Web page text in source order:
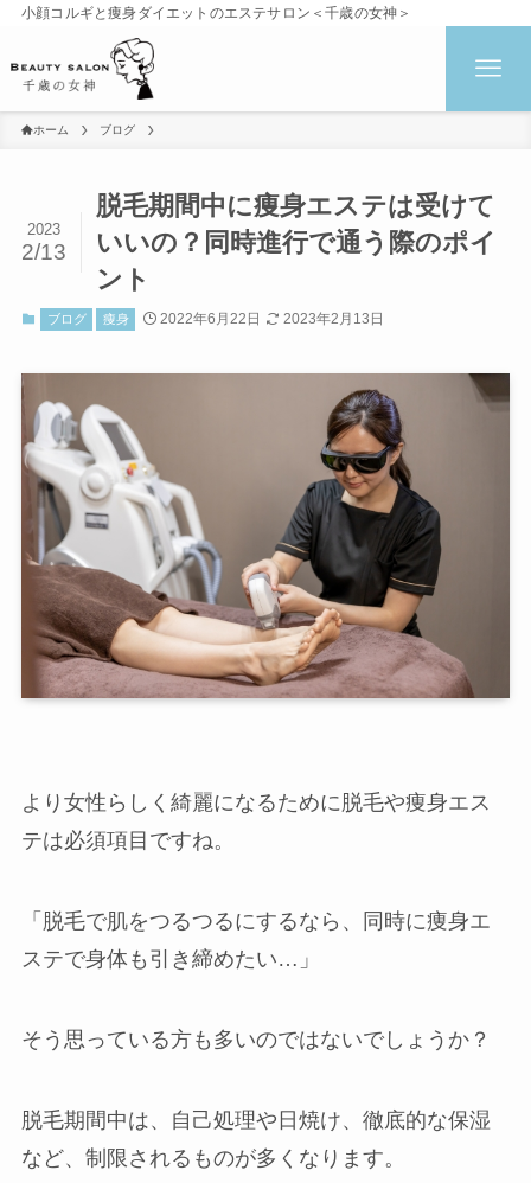
小顔コルギと痩身ダイエットのエステサロン＜千歳の女神＞
ホーム ブログ
脱毛期間中に痩身エステは受けて
いいの？同時進行で通う際のポイ
ント
2023
2/13
ブログ 痩身 2022年6月22日 2023年2月13日
より女性らしく綺麗になるために脱毛や痩身エス
テは必須項目ですね。
「脱毛で肌をつるつるにするなら、同時に痩身エ
ステで身体も引き締めたい…」
そう思っている方も多いのではないでしょうか？
脱毛期間中は、自己処理や日焼け、徹底的な保湿
など、制限されるものが多くなります。
店舗一覧
西尾本店
岡崎店